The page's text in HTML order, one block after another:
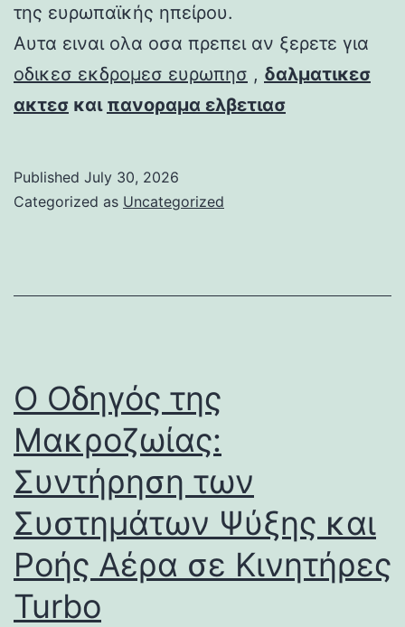
της ευρωπαϊκής ηπείρου.
Αυτα ειναι ολα οσα πρεπει αν ξερετε για
οδικεσ εκδρομεσ ευρωπησ , δαλματικεσ
ακτεσ και πανοραμα ελβετιασ
Published July 30, 2026
Categorized as Uncategorized
Ο Οδηγός της
Μακροζωίας:
Συντήρηση των
Συστημάτων Ψύξης και
Ροής Αέρα σε Κινητήρες
Turbo